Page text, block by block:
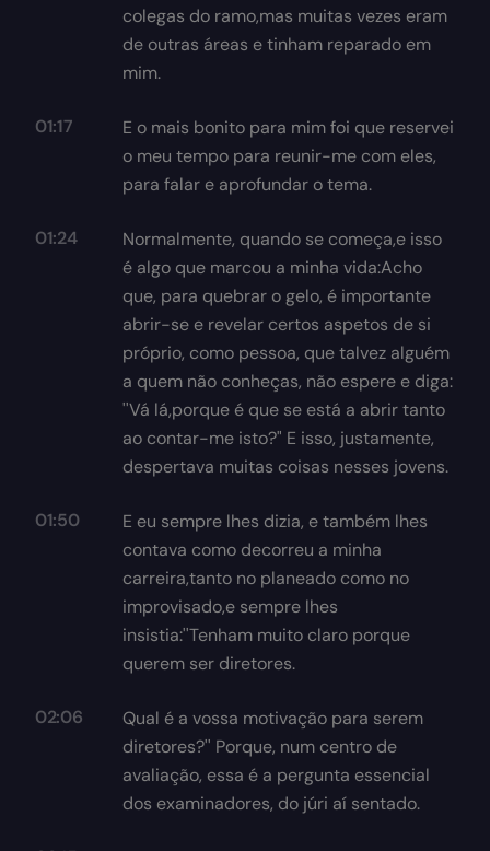
colegas do ramo,mas muitas vezes eram
de outras áreas e tinham reparado em
mim.
01:17
E o mais bonito para mim foi que reservei
o meu tempo para reunir-me com eles,
para falar e aprofundar o tema.
01:24
Normalmente, quando se começa,e isso
é algo que marcou a minha vida:Acho
que, para quebrar o gelo, é importante
abrir-se e revelar certos aspetos de si
próprio, como pessoa, que talvez alguém
a quem não conheças, não espere e diga:
''Vá lá,porque é que se está a abrir tanto
ao contar-me isto?" E isso, justamente,
despertava muitas coisas nesses jovens.
01:50
E eu sempre lhes dizia, e também lhes
contava como decorreu a minha
carreira,tanto no planeado como no
improvisado,e sempre lhes
insistia:''Tenham muito claro porque
querem ser diretores.
02:06
Qual é a vossa motivação para serem
diretores?'' Porque, num centro de
avaliação, essa é a pergunta essencial
dos examinadores, do júri aí sentado.